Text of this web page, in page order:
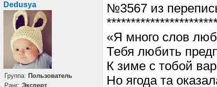
Dedusya
Группа: Пользователь
Ранг: Эксперт
№3567 из
«Я много слов
Тебя любить
К зиме с тобой
Но ягода та